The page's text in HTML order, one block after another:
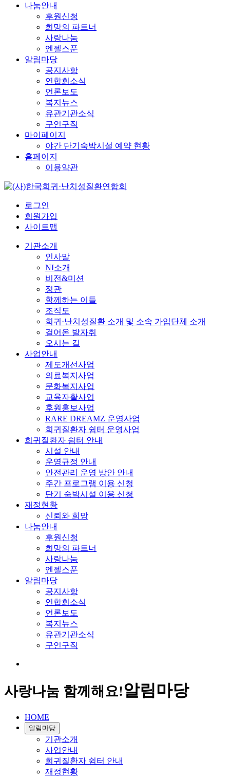
나눔안내
후원신청
희망의 파트너
사랑나눔
엔젤스푼
알림마당
공지사항
연합회소식
언론보도
복지뉴스
유관기관소식
구인구직
마이페이지
야간 단기숙박시설 예약 현황
홈페이지
이용약관
로그인
회원가입
사이트맵
기관소개
인사말
NI소개
비전&미션
정관
함께하는 이들
조직도
희귀·난치성질환 소개 및 소속 가입단체 소개
걸어온 발자취
오시는 길
사업안내
제도개선사업
의료복지사업
문화복지사업
교육자활사업
후원홍보사업
RARE DREAMZ 운영사업
희귀질환자 쉼터 운영사업
희귀질환자 쉼터 안내
시설 안내
운영규정 안내
안전관리 운영 방안 안내
주간 프로그램 이용 신청
단기 숙박시설 이용 신청
재정현황
신뢰와 희망
나눔안내
후원신청
희망의 파트너
사랑나눔
엔젤스푼
알림마당
공지사항
연합회소식
언론보도
복지뉴스
유관기관소식
구인구직
사랑나눔 함께해요!알림마당
HOME
알림마당
기관소개
사업안내
희귀질환자 쉼터 안내
재정현황